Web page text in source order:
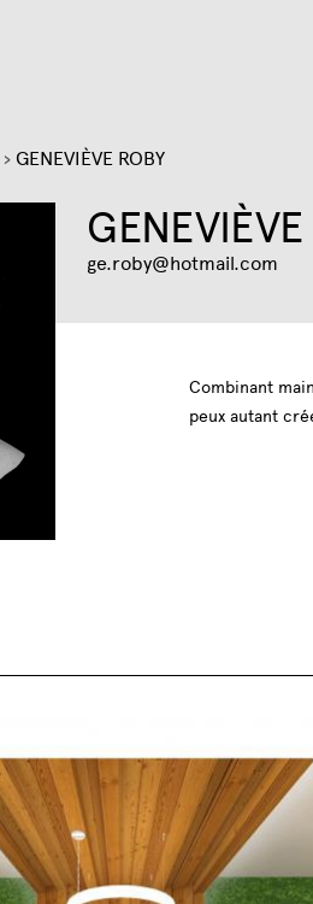
› GENEVIÈVE ROBY
GENEVIÈVE
ge.roby@hotmail.com
Combinant
peux autant